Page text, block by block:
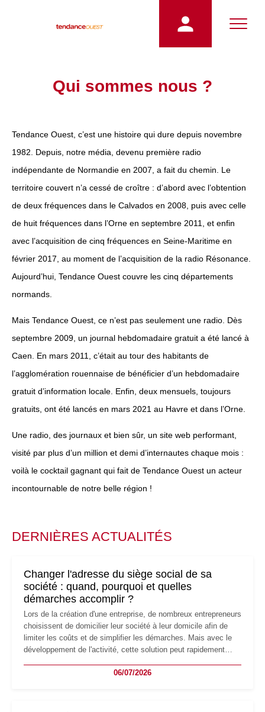
Qui sommes nous ?
Tendance Ouest, c’est une histoire qui dure depuis novembre
1982. Depuis, notre média, devenu première radio
indépendante de Normandie en 2007, a fait du chemin. Le
territoire couvert n’a cessé de croître : d’abord avec l’obtention
de deux fréquences dans le Calvados en 2008, puis avec celle
de huit fréquences dans l’Orne en septembre 2011, et enfin
avec l’acquisition de cinq fréquences en Seine-Maritime en
février 2017, au moment de l’acquisition de la radio Résonance.
Aujourd’hui, Tendance Ouest couvre les cinq départements
normands.
Mais Tendance Ouest, ce n’est pas seulement une radio. Dès
septembre 2009, un journal hebdomadaire gratuit a été lancé à
Caen. En mars 2011, c’était au tour des habitants de
l’agglomération rouennaise de bénéficier d’un hebdomadaire
gratuit d’information locale. Enfin, deux mensuels, toujours
gratuits, ont été lancés en mars 2021 au Havre et dans l’Orne.
Une radio, des journaux et bien sûr, un site web performant,
visité par plus d’un million et demi d’internautes chaque mois :
voilà le cocktail gagnant qui fait de Tendance Ouest un acteur
incontournable de notre belle région !
DERNIÈRES ACTUALITÉS
Changer l'adresse du siège social de sa
société : quand, pourquoi et quelles
démarches accomplir ?
Lors de la création d'une entreprise, de nombreux entrepreneurs
choisissent de domicilier leur société à leur domicile afin de
limiter les coûts et de simplifier les démarches. Mais avec le
développement de l'activité, cette solution peut rapidement
professionnels, recrutement, image de marque… Le
06/07/2026